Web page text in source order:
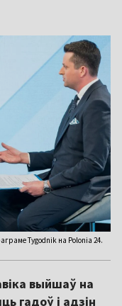
Tygodnik на Polonia 24.
выйшаў на
гадоў і адзін